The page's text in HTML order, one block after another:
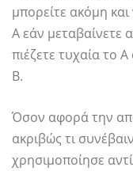
μπορείτε ακόμη
A εάν μεταβαίνετε
πιέζετε τυχαία το
B.
Όσον αφορά την
ακριβώς τι
χρησιμοποίησε